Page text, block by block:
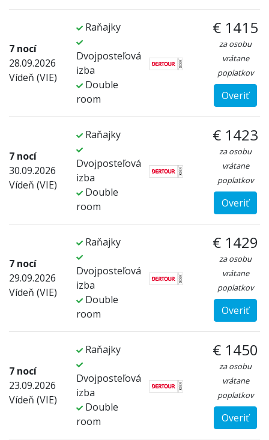
7 nocí
28.09.2026
Vídeň (VIE)
Raňajky
Dvojposteľová
izba
Double
room
€ 1415
za osobu
vrátane
poplatkov
Overiť
7 nocí
30.09.2026
Vídeň (VIE)
Raňajky
Dvojposteľová
izba
Double
room
€ 1423
za osobu
vrátane
poplatkov
Overiť
7 nocí
29.09.2026
Vídeň (VIE)
Raňajky
Dvojposteľová
izba
Double
room
€ 1429
za osobu
vrátane
poplatkov
Overiť
7 nocí
23.09.2026
Vídeň (VIE)
Raňajky
Dvojposteľová
izba
Double
room
€ 1450
za osobu
vrátane
poplatkov
Overiť